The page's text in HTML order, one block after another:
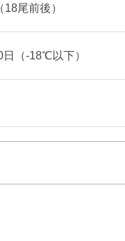
尾前後）
日（-18℃以下）